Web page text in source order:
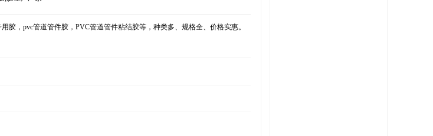
，pvc管道管件胶，PVC管道管件粘结胶等，种类多、规格全、价格实惠。